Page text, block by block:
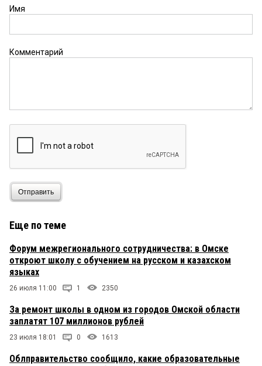
Имя
Комментарий
Отправить
Еще по теме
Форум межрегионального сотрудничества: в Омске
откроют школу с обучением на русском и казахском
языках
26 июля 11:00 1 2350
За ремонт школы в одном из городов Омской области
заплатят 107 миллионов рублей
23 июля 18:01 0 1613
Облправительство сообщило, какие образовательные